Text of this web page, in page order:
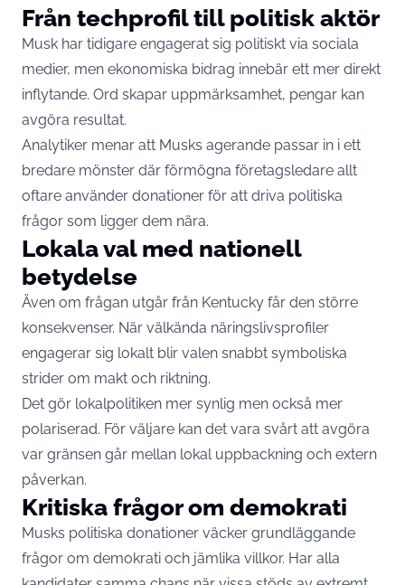
Från techprofil till politisk aktör
Musk har tidigare engagerat sig politiskt via sociala
medier, men ekonomiska bidrag innebär ett mer direkt
inflytande. Ord skapar uppmärksamhet, pengar kan
avgöra resultat.
Analytiker menar att Musks agerande passar in i ett
bredare mönster där förmögna företagsledare allt
oftare använder donationer för att driva politiska
frågor som ligger dem nära.
Lokala val med nationell
betydelse
Även om frågan utgår från Kentucky får den större
konsekvenser. När välkända näringslivsprofiler
engagerar sig lokalt blir valen snabbt symboliska
strider om makt och riktning.
Det gör lokalpolitiken mer synlig men också mer
polariserad. För väljare kan det vara svårt att avgöra
var gränsen går mellan lokal uppbackning och extern
påverkan.
Kritiska frågor om demokrati
Musks politiska donationer väcker grundläggande
frågor om demokrati och jämlika villkor. Har alla